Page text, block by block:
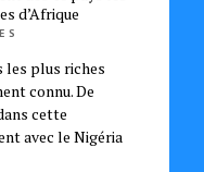
d’Afrique
S
les plus riches
connu. De
cette
avec le Nigéria